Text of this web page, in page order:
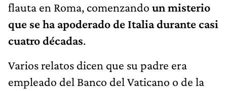
flauta en Roma, comenzando un misterio
que se ha apoderado de Italia durante casi
cuatro décadas.
Varios relatos dicen que su padre era
empleado del Banco del Vaticano o de la